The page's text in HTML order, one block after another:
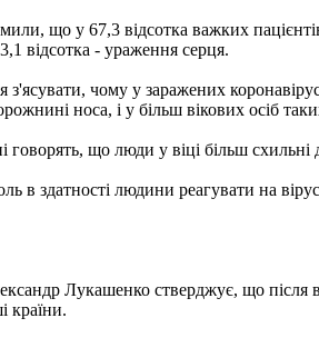
що у 67,3 відсотка важких
відсотка - ураження серця.
чому у заражених
носа, і у більш вікових осіб
говорять, що люди у віці більш
в здатності людини реагувати на
Лукашенко стверджує, що після
країни.